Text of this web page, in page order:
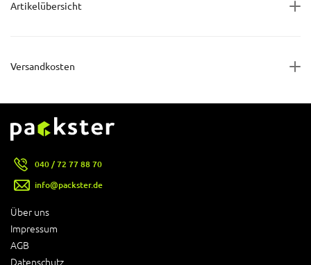
Artikelübersicht
Versandkosten
Über uns
Impressum
AGB
Datenschutz
040 / 72 77 88 70
info@packster.de